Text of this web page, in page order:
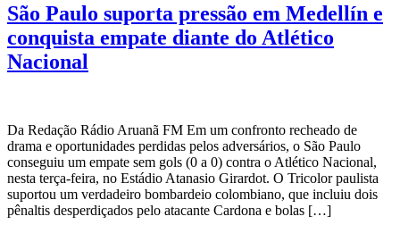
São Paulo suporta pressão em Medellín e
conquista empate diante do Atlético
Nacional
Da Redação Rádio Aruanã FM Em um confronto recheado de
drama e oportunidades perdidas pelos adversários, o São Paulo
conseguiu um empate sem gols (0 a 0) contra o Atlético Nacional,
nesta terça-feira, no Estádio Atanasio Girardot. O Tricolor paulista
suportou um verdadeiro bombardeio colombiano, que incluiu dois
pênaltis desperdiçados pelo atacante Cardona e bolas […]